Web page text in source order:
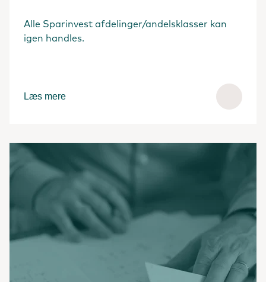
Alle Sparinvest afdelinger/andelsklasser kan
igen handles.
Læs mere